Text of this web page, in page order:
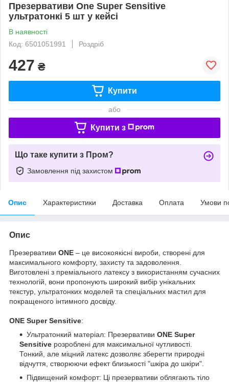
Презервативи One Super Sensitive
ультратонкі 5 шт у кейсі
В наявності
Код: 6501051991
Роздріб
427 ₴
Купити
або
Купити з
Що таке купити з Пром?
Замовлення під захистом
Опис Характеристики Доставка Оплата Умови
Опис
Презервативи ONE – це високоякісні вироби, створені для
максимального комфорту, захисту та задоволення.
Виготовлені з преміального латексу з використанням сучасних
технологій, вони пропонують широкий вибір унікальних
текстур, ультратонких моделей та спеціальних мастил для
покращеного інтимного досвіду.
ONE Super Sensitive:
Ультратонкий матеріал: Презервативи ONE Super
Sensitive розроблені для максимальної чутливості.
Тонкий, але міцний латекс дозволяє зберегти природні
відчуття, створюючи ефект близькості "шкіра до шкіри".
Підвищений комфорт: Ці презервативи облягають тіло